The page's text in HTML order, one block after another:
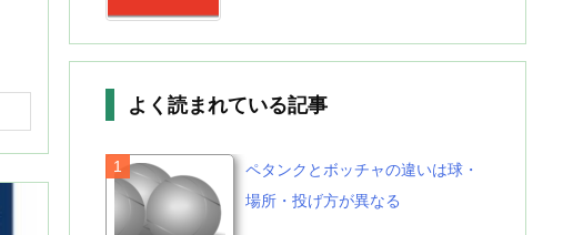
よく読まれている記事
ペタンクとボッチャの違いは球・
場所・投げ方が異なる